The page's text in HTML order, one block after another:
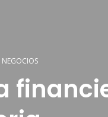
NEGOCIOS